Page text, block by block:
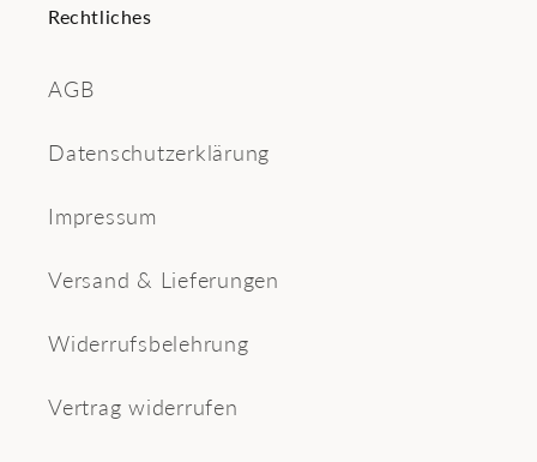
Rechtliches
AGB
Datenschutzerklärung
Impressum
Versand & Lieferungen
Widerrufsbelehrung
Vertrag widerrufen